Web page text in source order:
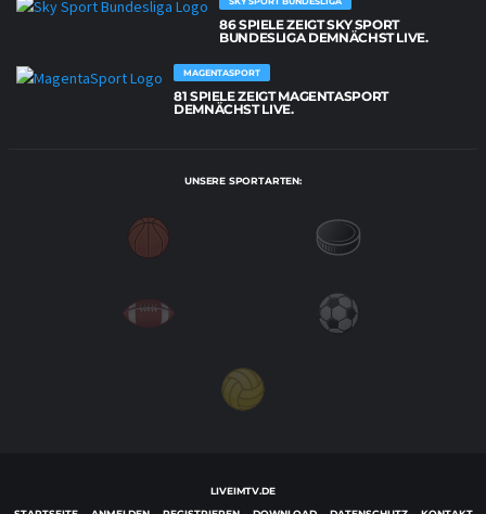
86 SPIELE ZEIGT SKY SPORT
BUNDESLIGA DEMNÄCHST LIVE.
MAGENTASPORT
81 SPIELE ZEIGT MAGENTASPORT
DEMNÄCHST LIVE.
UNSERE SPORTARTEN:
LIVEIMTV.DE